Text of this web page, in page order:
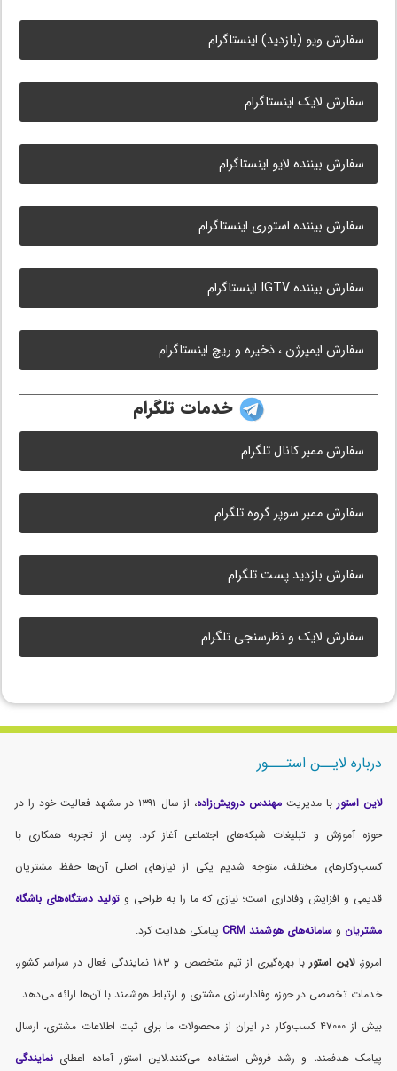
سفارش ویو (بازدید) اینستاگرام
سفارش لایک اینستاگرام
سفارش بیننده لایو اینستاگرام
سفارش بیننده استوری اینستاگرام
سفارش بیننده IGTV اینستاگرام
سفارش ایمپرژن ، ذخیره و ریچ اینستاگرام
خدمات تلگرام
سفارش ممبر کانال تلگرام
سفارش ممبر سوپر گروه تلگرام
سفارش بازدید پست تلگرام
سفارش لایک و نظرسنجی تلگرام